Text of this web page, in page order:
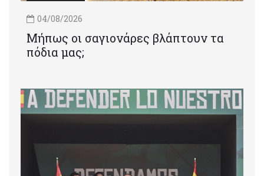
04/08/2026
Μήπως οι σαγιονάρες βλάπτουν τα
πόδια μας;